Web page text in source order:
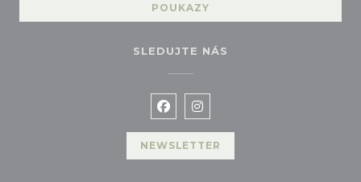
POUKAZY
SLEDUJTE NÁS
Facebook ((otevře se v novém
Instagram ((otevře se v
NEWSLETTER